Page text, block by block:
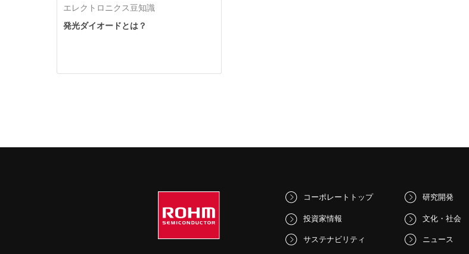
エレクトロニクス豆知識
発光ダイオードとは？
コーポレートトップ
投資家情報
サステナビリティ
研究開発
文化・社会
ニュース